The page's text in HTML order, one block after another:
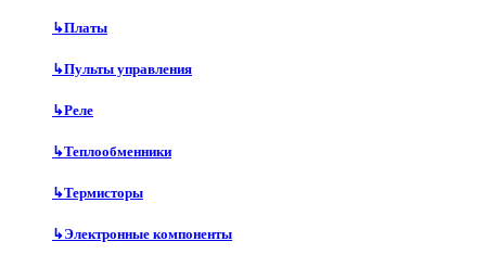
↳Платы
↳Пульты управления
↳Реле
↳Теплообменники
↳Термисторы
↳Электронные компоненты